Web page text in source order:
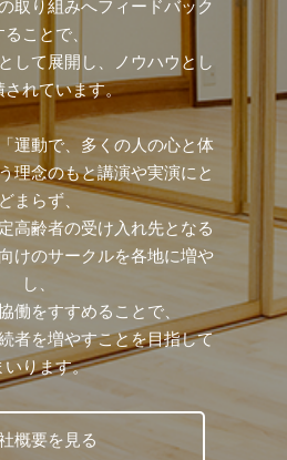
取り組みへフィードバック
ることで、
して展開し、ノウハウとし
されています。
運動で、多くの人の心と体
理念のもと講演や実演にと
どまらず、
高齢者の受け入れ先となる
けのサークルを各地に増や
し、
働をすすめることで、
者を増やすことを目指して
いります。
概要を見る